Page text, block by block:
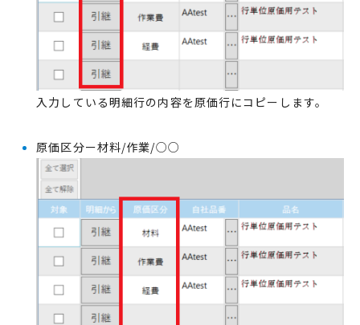
入力している明細行の内容を原価行にコピーします。
原価区分ー材料/作業/○○